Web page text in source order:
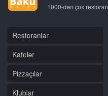
1000-dən çox restoran
Restoranlar
Kafelər
Pizzaçılar
Klublar